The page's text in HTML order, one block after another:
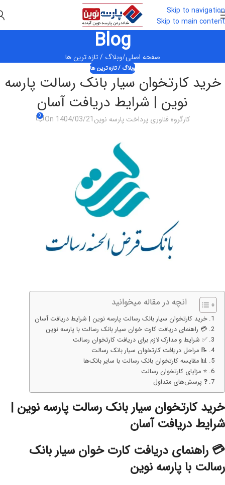
Skip to navigation
Skip to main content
Blog
صفحه اصلی وبلاگ / تازه ترین ها
وبلاگ / تازه ترین ها
خرید کارتخوان سیار بانک رسالت پارسه
نوین | شرایط دریافت آسان
کارگروه فناوری پرداخت پارسه نوینOn 1404/03/21
0
انچه در مقاله میخوانید
خرید کارتخوان سیار بانک رسالت پارسه نوین | شرایط دریافت آسان
💳 راهنمای دریافت کارت خوان سیار بانک رسالت با پارسه نوین
✅ شرایط و مدارک لازم برای دریافت کارتخوان رسالت
📝 مراحل دریافت کارتخوان سیار بانک رسالت
📊 مقایسه کارتخوان بانک رسالت با سایر بانک‌ها
⭐ مزایای کارتخوان رسالت
❓ پرسش‌های متداول
خرید کارتخوان سیار بانک رسالت پارسه نوین |
شرایط دریافت آسان
💳 راهنمای دریافت کارت خوان سیار بانک
رسالت با پارسه نوین